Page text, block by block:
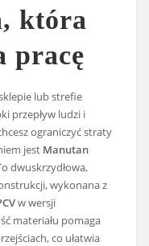
która
pracę
lub strefie
przepływ ludzi i
ograniczyć straty
jest Manutan
dwuskrzydłowa,
wykonana z
w wersji
materiału pomaga
co ułatwia